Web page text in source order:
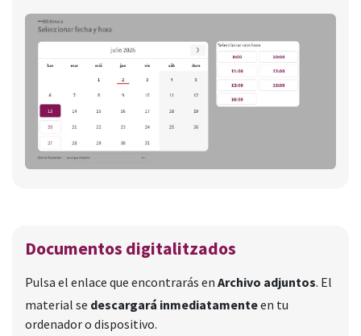
Documentos digitalitzados
Pulsa el enlace que encontrarás en Archivo adjuntos. El
material se descargará inmediatamenteen tu
ordenador o dispositivo.